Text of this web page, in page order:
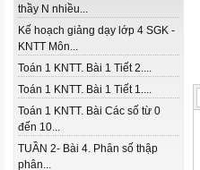
thầy N nhiều...
Kế hoạch giảng dạy lớp 4 SGK -
KNTT Môn...
Toán 1 KNTT. Bài 1 Tiết 2....
Toán 1 KNTT. Bài 1 Tiết 1....
Toán 1 KNTT. Bài Các số từ 0
đến 10...
TUẦN 2- Bài 4. Phân số thập
phân...